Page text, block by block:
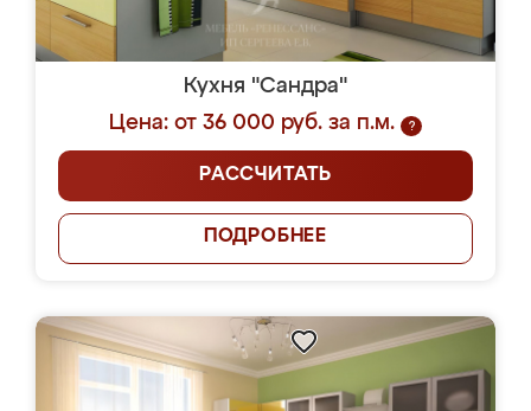
Кухня "Сандра"
Цена: от 36 000 руб. за п.м.
?
РАССЧИТАТЬ
ПОДРОБНЕЕ